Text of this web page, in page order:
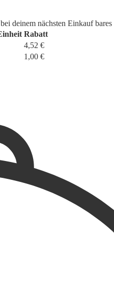
deinem nächsten Einkauf bares
Rabatt
4,52 €
1,00 €